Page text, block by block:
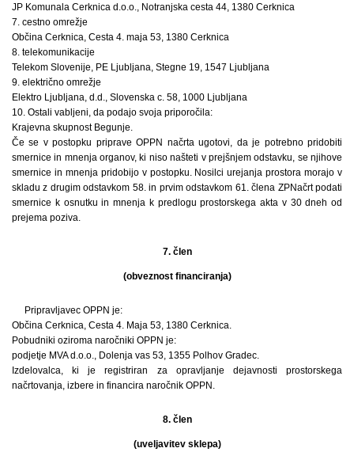
JP Komunala Cerknica d.o.o., Notranjska cesta 44, 1380 Cerknica
7. cestno omrežje
Občina Cerknica, Cesta 4. maja 53, 1380 Cerknica
8. telekomunikacije
Telekom Slovenije, PE Ljubljana, Stegne 19, 1547 Ljubljana
9. električno omrežje
Elektro Ljubljana, d.d., Slovenska c. 58, 1000 Ljubljana
10. Ostali vabljeni, da podajo svoja priporočila:
Krajevna skupnost Begunje.
Če se v postopku priprave OPPN načrta ugotovi, da je potrebno pridobiti
smernice in mnenja organov, ki niso našteti v prejšnjem odstavku, se njihove
smernice in mnenja pridobijo v postopku. Nosilci urejanja prostora morajo v
skladu z drugim odstavkom 58. in prvim odstavkom 61. člena ZPNačrt podati
smernice k osnutku in mnenja k predlogu prostorskega akta v 30 dneh od
prejema poziva.
7. člen
(obveznost financiranja)
Pripravljavec OPPN je:
Občina Cerknica, Cesta 4. Maja 53, 1380 Cerknica.
Pobudniki oziroma naročniki OPPN je:
podjetje MVA d.o.o., Dolenja vas 53, 1355 Polhov Gradec.
Izdelovalca, ki je registriran za opravljanje dejavnosti prostorskega
načrtovanja, izbere in financira naročnik OPPN.
8. člen
(uveljavitev sklepa)